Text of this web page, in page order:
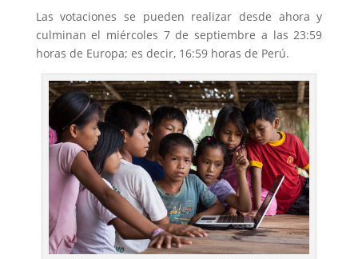
Las votaciones se pueden realizar desde ahora y
culminan el miércoles 7 de septiembre a las 23:59
horas de Europa; es decir, 16:59 horas de Perú.